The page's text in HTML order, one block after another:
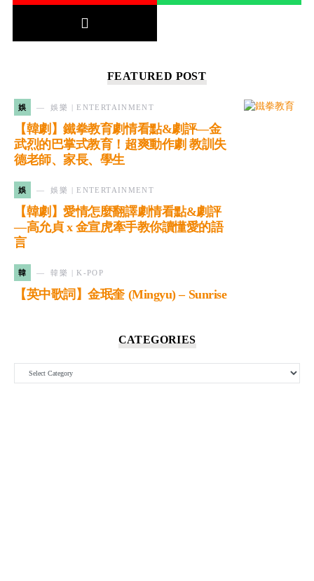
FEATURED POST
娛 娛樂 | ENTERTAINMENT
【韓劇】鐵拳教育劇情看點&劇評—金
武烈的巴掌式教育！超爽動作劇 教訓失
德老師、家長、學生
娛 娛樂 | ENTERTAINMENT
【韓劇】愛情怎麼翻譯劇情看點&劇評
—高允貞 x 金宣虎牽手教你讀懂愛的語
言
韓 韓樂 | K-POP
【英中歌詞】金珉奎 (Mingyu) – Sunrise
CATEGORIES